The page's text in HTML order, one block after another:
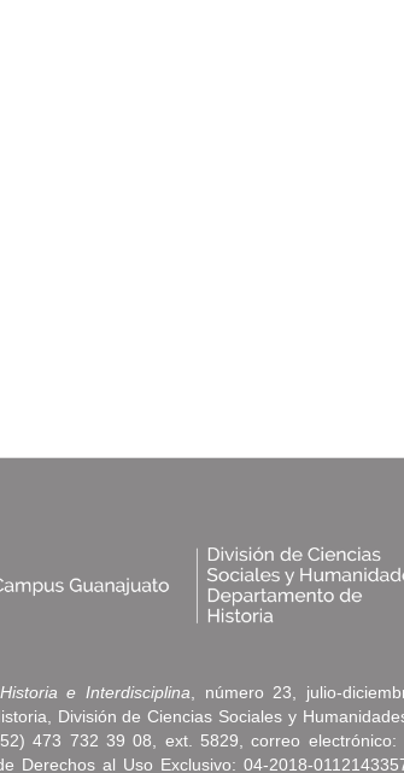
e Interdisciplina , número 23, julio-
División de Ciencias Sociales y
473 732 39 08, ext. 5829, correo electrónico:
Derechos al Uso Exclusivo: 04-2018-